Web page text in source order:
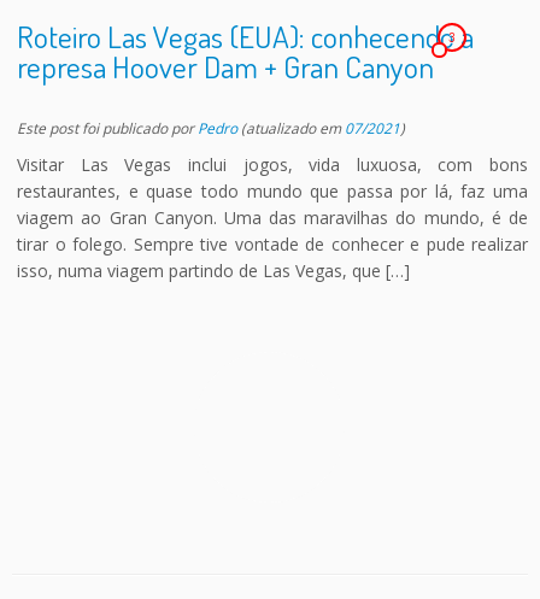
Roteiro Las Vegas (EUA): conhecendo a
represa Hoover Dam + Gran Canyon
3
Este post foi publicadoporPedro(atualizado em07/2021)
Visitar Las Vegas inclui jogos, vida luxuosa, com bons
restaurantes, e quase todo mundo que passa por lá, faz uma
viagem ao Gran Canyon. Uma das maravilhas do mundo, é de
tirar o folego. Sempre tive vontade de conhecer e pude realizar
isso, numa viagem partindo de Las Vegas, que […]